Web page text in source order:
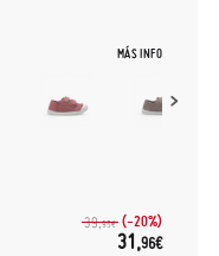
MÁS INFO
39,95€ (-20%)
31,96€